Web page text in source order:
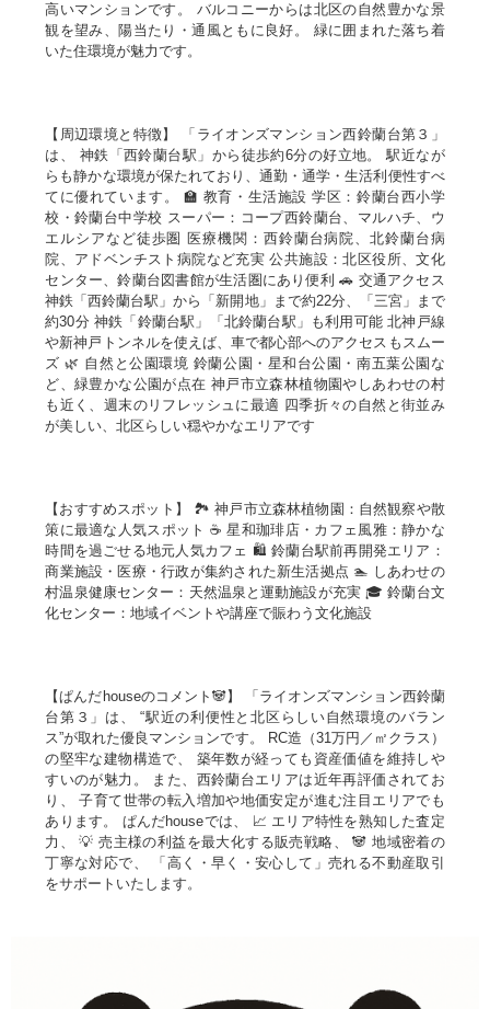
高いマンションです。 バルコニーからは北区の自然豊かな景
観を望み、陽当たり・通風ともに良好。 緑に囲まれた落ち着
いた住環境が魅力です。
【周辺環境と特徴】 「ライオンズマンション西鈴蘭台第３」
は、 神鉄「西鈴蘭台駅」から徒歩約6分の好立地。 駅近なが
らも静かな環境が保たれており、通勤・通学・生活利便性すべ
てに優れています。 🏫 教育・生活施設 学区：鈴蘭台西小学
校・鈴蘭台中学校 スーパー：コープ西鈴蘭台、マルハチ、ウ
エルシアなど徒歩圏 医療機関：西鈴蘭台病院、北鈴蘭台病
院、アドベンチスト病院など充実 公共施設：北区役所、文化
センター、鈴蘭台図書館が生活圏にあり便利 🚗 交通アクセス
神鉄「西鈴蘭台駅」から「新開地」まで約22分、「三宮」まで
約30分 神鉄「鈴蘭台駅」「北鈴蘭台駅」も利用可能 北神戸線
や新神戸トンネルを使えば、車で都心部へのアクセスもスムー
ズ 🌿 自然と公園環境 鈴蘭公園・星和台公園・南五葉公園な
ど、緑豊かな公園が点在 神戸市立森林植物園やしあわせの村
も近く、週末のリフレッシュに最適 四季折々の自然と街並み
が美しい、北区らしい穏やかなエリアです
【おすすめスポット】 🏞️ 神戸市立森林植物園：自然観察や散
策に最適な人気スポット ☕ 星和珈琲店・カフェ風雅：静かな
時間を過ごせる地元人気カフェ 🛍️ 鈴蘭台駅前再開発エリア：
商業施設・医療・行政が集約された新生活拠点 🏊 しあわせの
村温泉健康センター：天然温泉と運動施設が充実 🎓 鈴蘭台文
化センター：地域イベントや講座で賑わう文化施設
【ぱんだhouseのコメント🐼】 「ライオンズマンション西鈴蘭
台第３」は、 “駅近の利便性と北区らしい自然環境のバラン
ス”が取れた優良マンションです。 RC造（31万円／㎡クラス）
の堅牢な建物構造で、 築年数が経っても資産価値を維持しや
すいのが魅力。 また、西鈴蘭台エリアは近年再評価されてお
り、 子育て世帯の転入増加や地価安定が進む注目エリアでも
あります。 ぱんだhouseでは、 📈 エリア特性を熟知した査定
力、 💡 売主様の利益を最大化する販売戦略、 🐼 地域密着の
丁寧な対応で、 「高く・早く・安心して」売れる不動産取引
をサポートいたします。